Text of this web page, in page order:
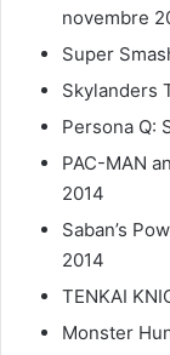
novembre
Super
Skylanders
Persona Q:
PAC-MAN
2014
Saban’s
2014
TENKAI
Monster